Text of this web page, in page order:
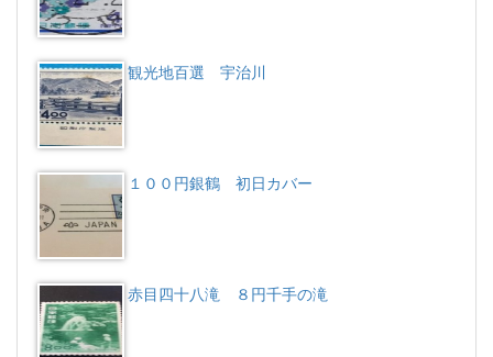
観光地百選 宇治川
１００円銀鶴 初日カバー
赤目四十八滝 ８円千手の滝